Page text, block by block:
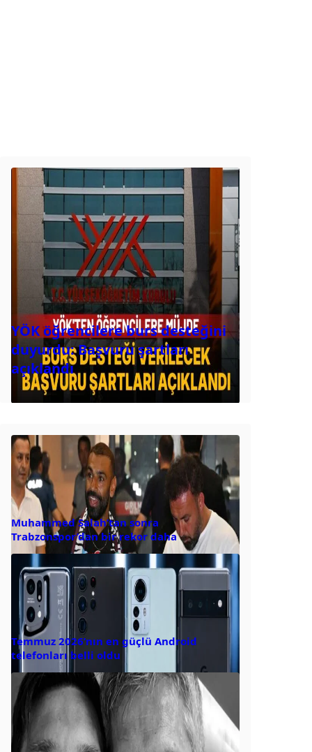
YÖK öğrencilere burs desteğini
duyurdu: Başvuru şartları
açıklandı
Muhammed Salah’tan sonra
Trabzonspor’dan bir rekor daha
Temmuz 2026’nın en güçlü Android
telefonları belli oldu